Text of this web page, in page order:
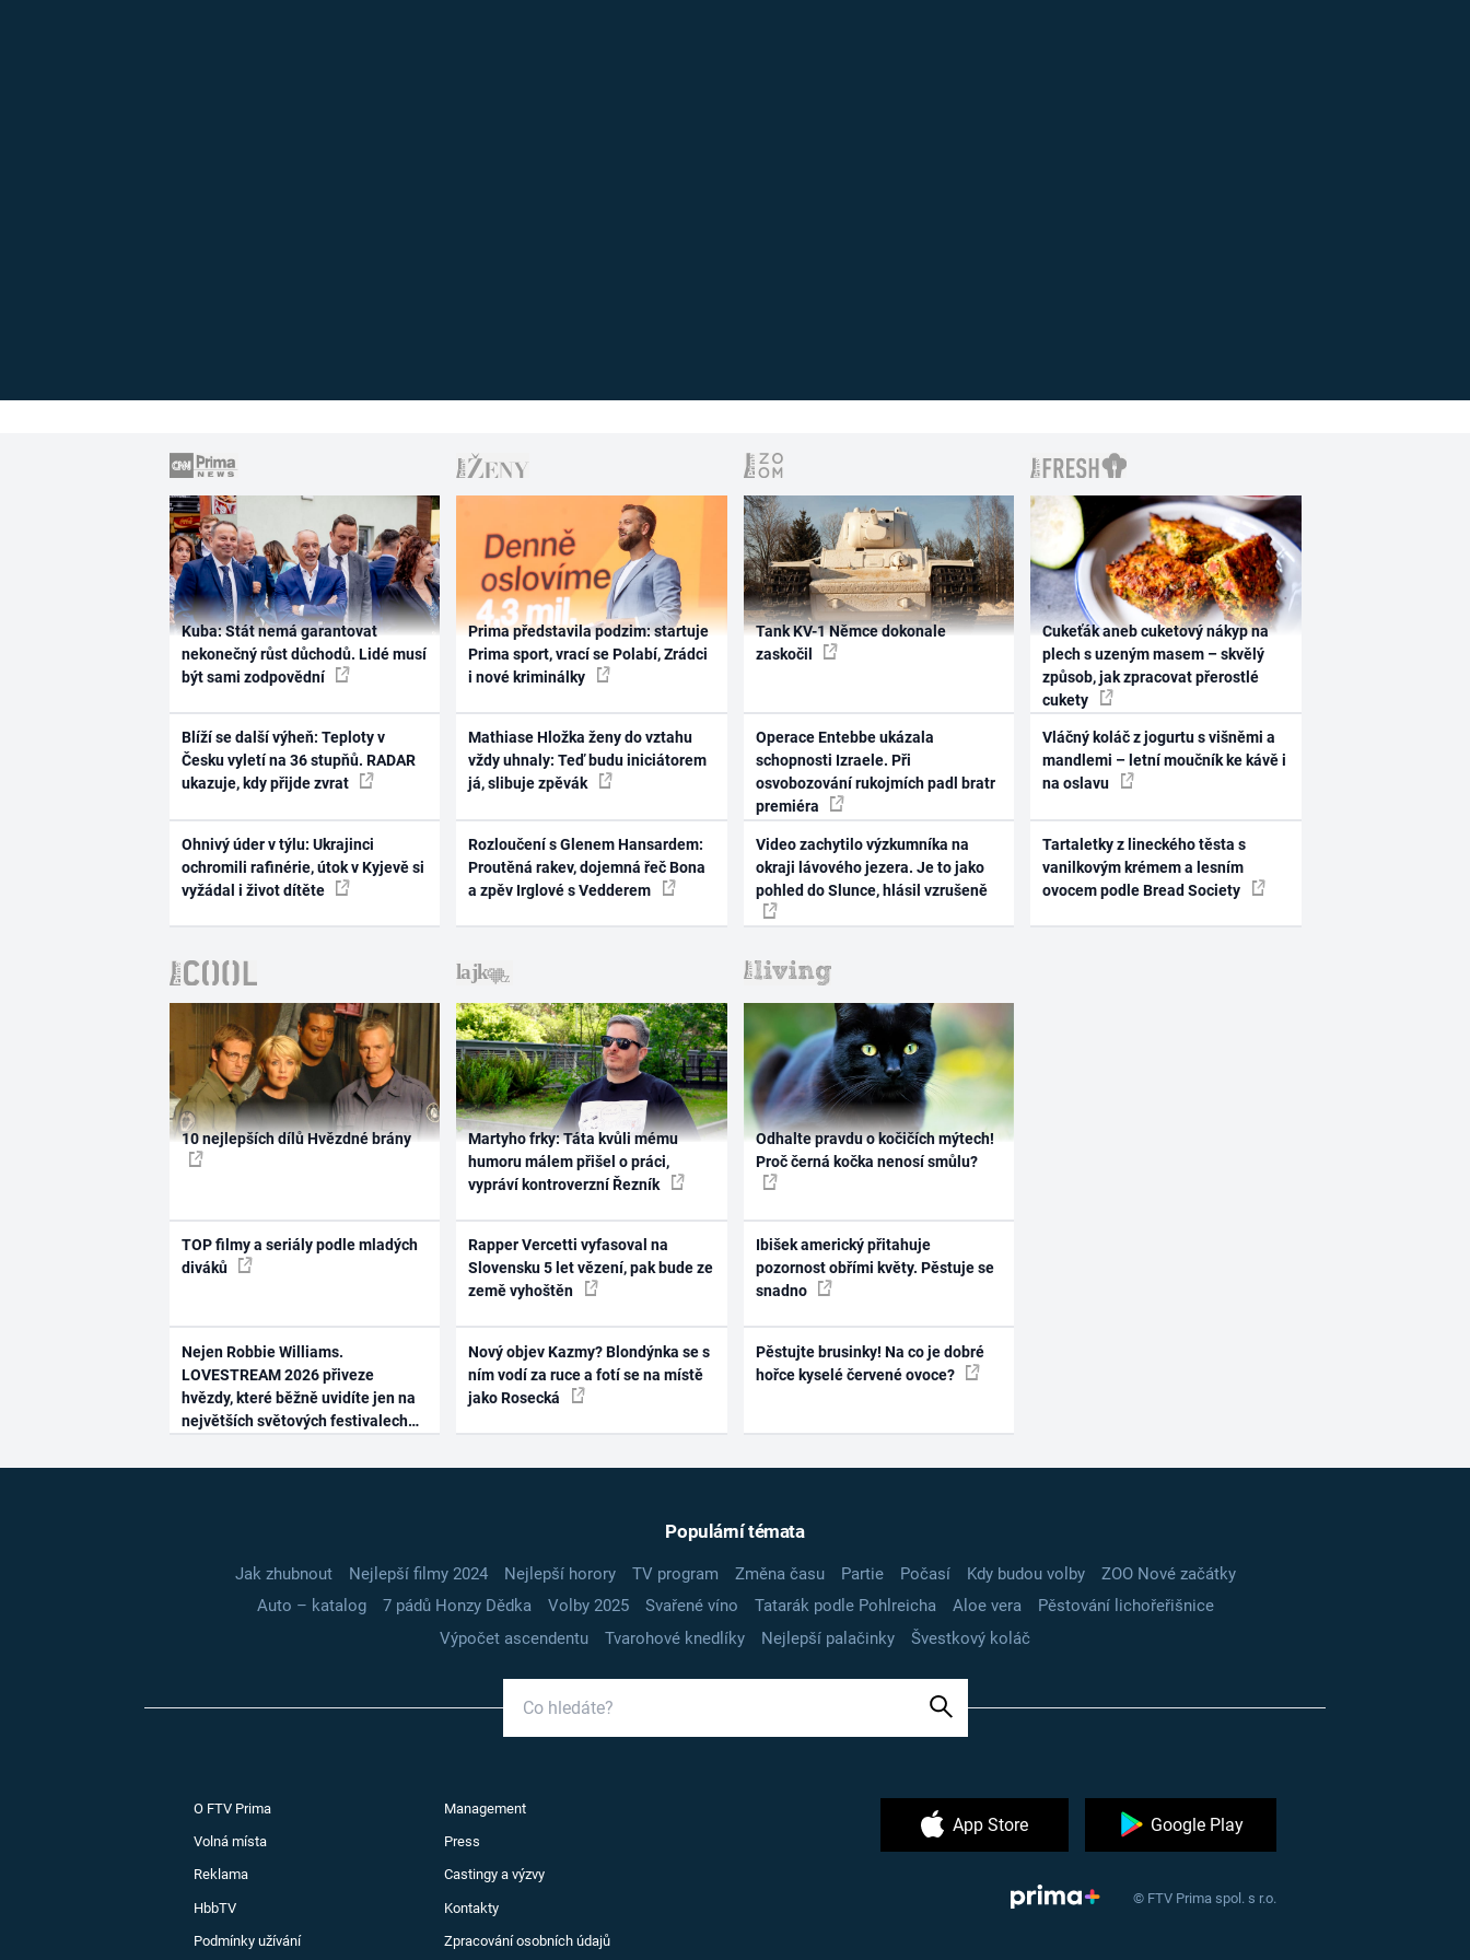
Kuba: Stát nemá garantovat
nekonečný růst důchodů. Lidé musí
být sami zodpovědní
Blíží se další výheň: Teploty v
Česku vyletí na 36 stupňů. RADAR
ukazuje, kdy přijde zvrat
Ohnivý úder v týlu: Ukrajinci
ochromili rafinérie, útok v Kyjevě si
vyžádal i život dítěte
Prima představila podzim: startuje
Prima sport, vrací se Polabí, Zrádci
i nové kriminálky
Mathiase Hložka ženy do vztahu
vždy uhnaly: Teď budu iniciátorem
já, slibuje zpěvák
Rozloučení s Glenem Hansardem:
Proutěná rakev, dojemná řeč Bona
a zpěv Irglové s Vedderem
Tank KV-1 Němce dokonale
zaskočil
Operace Entebbe ukázala
schopnosti Izraele. Při
osvobozování rukojmích padl bratr
premiéra
Video zachytilo výzkumníka na
okraji lávového jezera. Je to jako
pohled do Slunce, hlásil vzrušeně
Cukeťák aneb cuketový nákyp na
plech s uzeným masem – skvělý
způsob, jak zpracovat přerostlé
cukety
Vláčný koláč z jogurtu s višněmi a
mandlemi – letní moučník ke kávě i
na oslavu
Tartaletky z lineckého těsta s
vanilkovým krémem a lesním
ovocem podle Bread Society
10 nejlepších dílů Hvězdné brány
TOP filmy a seriály podle mladých
diváků
Nejen Robbie Williams.
LOVESTREAM 2026 přiveze
hvězdy, které běžně uvidíte jen na
největších světových festivalech
Martyho frky: Táta kvůli mému
humoru málem přišel o práci,
vypráví kontroverzní Řezník
Rapper Vercetti vyfasoval na
Slovensku 5 let vězení, pak bude ze
země vyhoštěn
Nový objev Kazmy? Blondýnka se s
ním vodí za ruce a fotí se na místě
jako Rosecká
Odhalte pravdu o kočičích mýtech!
Proč černá kočka nenosí smůlu?
Ibišek americký přitahuje
pozornost obřími květy. Pěstuje se
snadno
Pěstujte brusinky! Na co je dobré
hořce kyselé červené ovoce?
Populární témata
Jak zhubnout Nejlepší filmy 2024 Nejlepší horory TV program Změna času Partie Počasí Kdy budou volby
ZOO Nové začátky
Auto – katalog
7 pádů Honzy Dědka Volby 2025 Svařené víno Tatarák podle Pohlreicha Aloe vera
Pěstování lichořeřišnice
Výpočet ascendentu
Tvarohové knedlíky Nejlepší palačinky Švestkový koláč
O FTV Prima Management
Volná místa Press
Reklama Castingy a výzvy
HbbTV Kontakty
Podmínky užívání Zpracování osobních údajů
App Store Google Play
© FTV Prima spol. s r.o.